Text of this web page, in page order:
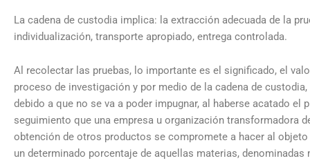
La cadena de custodia implica: la extracción adecuada de la
individualización, transporte apropiado, entrega controlada.
Al recolectar las pruebas, lo importante es el significado, el
proceso de investigación y por medio de la cadena de
debido a que no se va a poder impugnar, al haberse acatado el
seguimiento que una empresa u organización transformadora
obtención de otros productos se compromete a hacer al
un determinado porcentaje de aquellas materias, denominadas